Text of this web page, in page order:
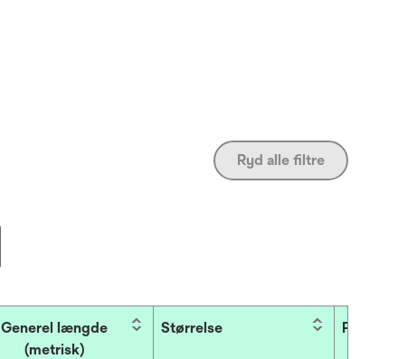
Ryd alle filtre
Generel længde
(metrisk)
Størrelse